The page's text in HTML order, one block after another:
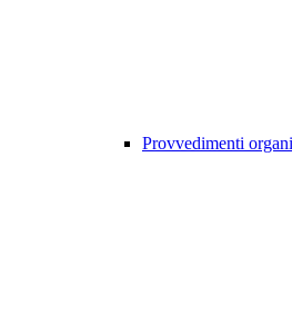
Provvedimenti